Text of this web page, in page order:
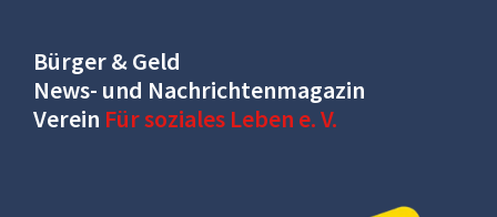
Bürger & Geld
News- und Nachrichtenmagazin
Verein Für soziales Leben e. V.